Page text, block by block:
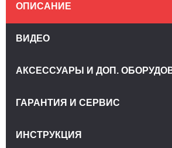
ОПИСАНИЕ
ВИДЕО
АКСЕССУАРЫ И ДОП.
ГАРАНТИЯ И СЕРВИС
ИНСТРУКЦИЯ